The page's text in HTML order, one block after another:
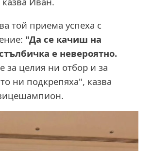
той приема успеха с
"Да се качиш на
е невероятно.
за целия ни отбор и за
ни подкрепяха", казва